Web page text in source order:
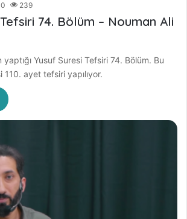
0 239
74. Bölüm – Nouman Ali
yaptığı Yusuf Suresi Tefsiri 74. Bölüm. Bu
ayet tefsiri yapılıyor.